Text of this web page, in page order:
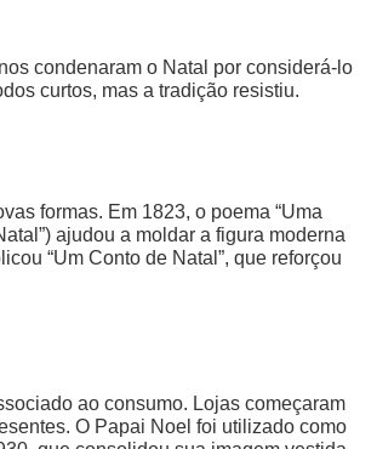
condenaram o Natal por considerá-lo
curtos, mas a tradição resistiu.
formas. Em 1823, o poema “Uma
ajudou a moldar a figura moderna
“Um Conto de Natal”, que reforçou
ao consumo. Lojas começaram
O Papai Noel foi utilizado como